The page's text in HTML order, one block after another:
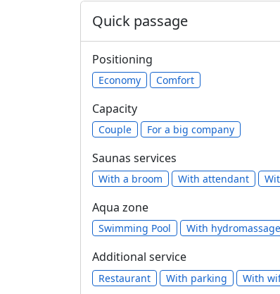
Quick passage
Positioning
Economy Comfort
Capacity
Сouple For a big company
Saunas services
With a broom With attendant
Aqua zone
Swimming Pool With hydromassage
Additional service
Restaurant With parking With